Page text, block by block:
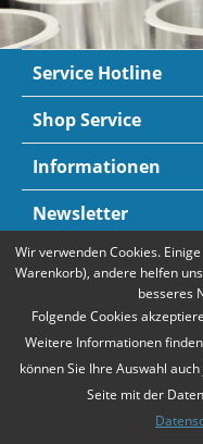
Service Hotline
Shop Service
Informationen
Newsletter
Zahlungsarten Mehr
Wir verwenden Cookies.
Warenkorb), andere helfen
besseres
Folgende Cookies
Weitere Informationen
können Sie Ihre Auswahl
Seite mit der